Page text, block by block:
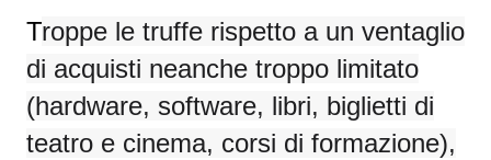
Troppe le truffe rispetto a un ventaglio
di acquisti neanche troppo limitato
(hardware, software, libri, biglietti di
teatro e cinema, corsi di formazione),